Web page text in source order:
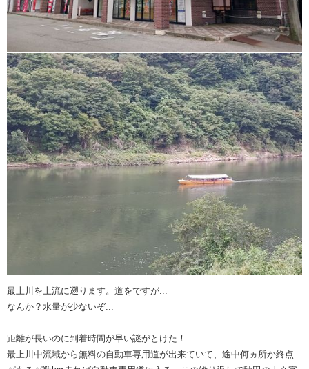
最上川を上流に遡ります。道をですが...
なんか？水量が少ないぞ...
距離が長いのに到着時間が早い謎がとけた！
最上川中流域から無料の自動車専用道が出来ていて、途中何ヵ所か終点